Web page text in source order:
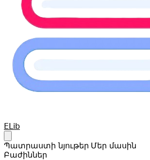
Your Company
ELib
Պատրաստի նյութեր Մեր մասին
Բաժիններ